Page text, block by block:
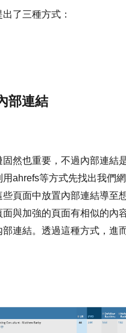
了三種方式：
部連結
固然也重要，不過內部連結
用ahrefs等方式先找出我們
些頁面中放置內部連結導至
面與加強的頁面有相似的內
部連結。透過這種方式，進